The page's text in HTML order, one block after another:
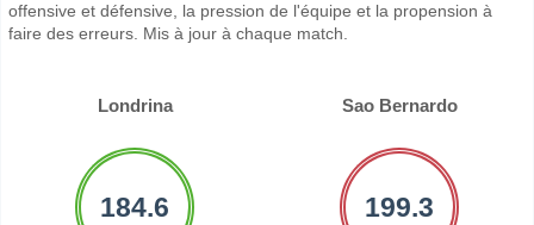
offensive et défensive, la pression de l'équipe et la propension à
faire des erreurs. Mis à jour à chaque match.
Londrina Sao Bernardo
184.6 199.3